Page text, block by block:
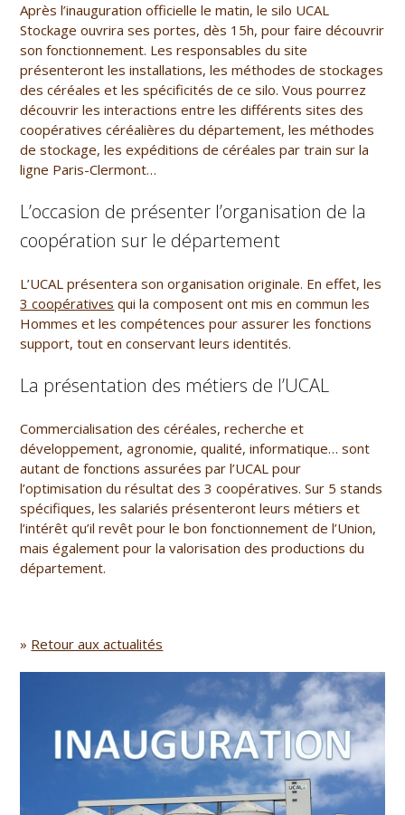
Après l’inauguration officielle le matin, le silo UCAL
Stockage ouvrira ses portes, dès 15h, pour faire découvrir
son fonctionnement. Les responsables du site
présenteront les installations, les méthodes de stockages
des céréales et les spécificités de ce silo. Vous pourrez
découvrir les interactions entre les différents sites des
coopératives céréalières du département, les méthodes
de stockage, les expéditions de céréales par train sur la
ligne Paris-Clermont…
L’occasion de présenter l’organisation de la
coopération sur le département
L’UCAL présentera son organisation originale. En effet, les
3 coopératives qui la composent ont mis en commun les
Hommes et les compétences pour assurer les fonctions
support, tout en conservant leurs identités.
La présentation des métiers de l’UCAL
Commercialisation des céréales, recherche et
développement, agronomie, qualité, informatique… sont
autant de fonctions assurées par l’UCAL pour
l’optimisation du résultat des 3 coopératives. Sur 5 stands
spécifiques, les salariés présenteront leurs métiers et
l’intérêt qu’il revêt pour le bon fonctionnement de l’Union,
mais également pour la valorisation des productions du
département.
» Retour aux actualités